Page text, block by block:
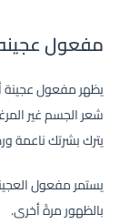
مفعول
يظهر مفعول عجينة
شعر الجسم غير
يترك بشرتك ناعمة
بالظهور مرةً أخرى.